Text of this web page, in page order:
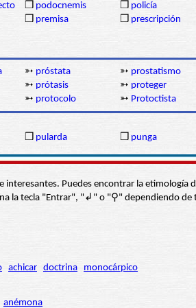
❒ podocnemis ❒ policía
❒ premisa ❒ prescripción
➳ próstata ➳ prostatismo
➳ prótasis ➳ proteger
➳ protocolo ➳ Protoctista
❒ pularda ❒ punga
Puedes encontrar la
la tecla "Entrar", "↲" o "⚲" dependiendo
achicar doctrina monocárpico
anémona